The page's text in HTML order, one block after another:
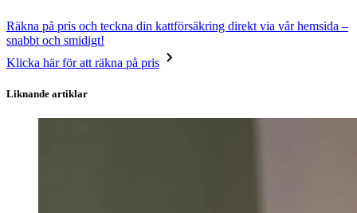
Räkna på pris och teckna din kattförsäkring direkt via vår hemsida –
snabbt och smidigt!
Klicka här för att räkna på pris
Liknande artiklar